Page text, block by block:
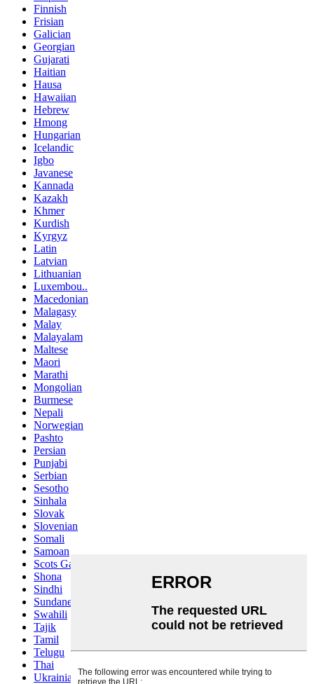
Finnish
Frisian
Galician
Georgian
Gujarati
Haitian
Hausa
Hawaiian
Hebrew
Hmong
Hungarian
Icelandic
Igbo
Javanese
Kannada
Kazakh
Khmer
Kurdish
Kyrgyz
Latin
Latvian
Lithuanian
Luxembou..
Macedonian
Malagasy
Malay
Malayalam
Maltese
Maori
Marathi
Mongolian
Burmese
Nepali
Norwegian
Pashto
Persian
Punjabi
Serbian
Sesotho
Sinhala
Slovak
Slovenian
Somali
Samoan
Scots Gaelic
Shona
Sindhi
Sundanese
Swahili
Tajik
Tamil
Telugu
Thai
Ukrainian